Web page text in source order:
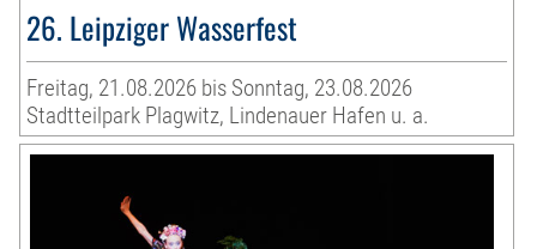
26. Leipziger Wasserfest
Freitag, 21.08.2026 bis Sonntag, 23.08.2026
Stadtteilpark Plagwitz, Lindenauer Hafen u. a.